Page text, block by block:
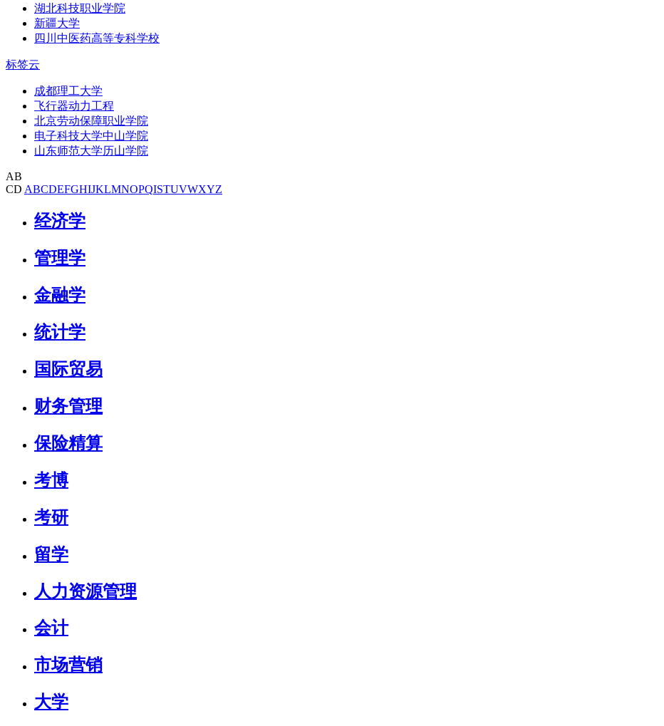
湖北科技职业学院
新疆大学
四川中医药高等专科学校
标签云
成都理工大学
飞行器动力工程
北京劳动保障职业学院
电子科技大学中山学院
山东师范大学历山学院
AB
CD ABCDEFGHIJKLMNOPQISTUVWXYZ
经济学
管理学
金融学
统计学
国际贸易
财务管理
保险精算
考博
考研
留学
人力资源管理
会计
市场营销
大学